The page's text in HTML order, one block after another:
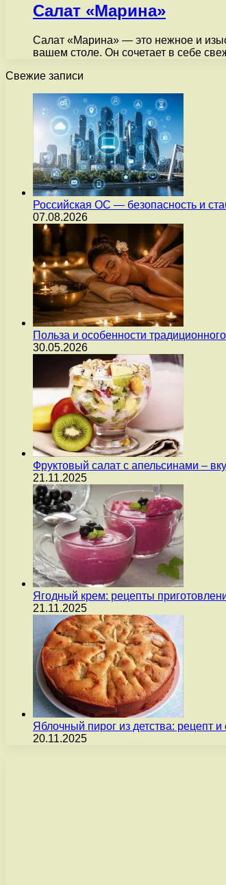
Салат «Марина»
Салат «Марина» — это нежное и
вашем столе. Он сочетает в себе
Свежие записи
Российская ОС — безопасность и
07.08.2026
Польза и особенности
30.05.2026
Фруктовый салат с апельсинами –
21.11.2025
Ягодный крем: рецепты
21.11.2025
Яблочный пирог из детства: рецепт
20.11.2025